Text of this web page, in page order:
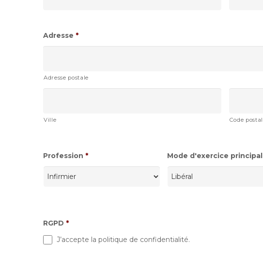
Adresse *
Adresse postale
Ville Code postal
Profession * Mode d'exercice principal
RGPD *
J’accepte la politique de confidentialité.